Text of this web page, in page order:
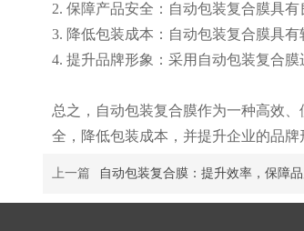
2. 保障产品安全：自动包装复合膜具
3. 降低包装成本：自动包装复合膜具
4. 提升品牌形象：采用自动包装复合
总之，自动包装复合膜作为一种高效
全，降低包装成本，并提升企业的品牌
上一篇 自动包装复合膜：提升效率，保障